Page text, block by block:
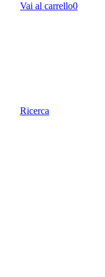
Vai al carrello0
Ricerca